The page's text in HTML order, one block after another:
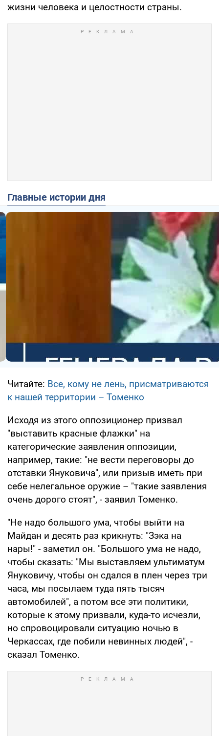
жизни человека и целостности страны.
Главные истории дня
Читайте: Все, кому не лень, присматриваются
к нашей территории – Томенко
Исходя из этого оппозиционер призвал
"выставить красные флажки" на
категорические заявления оппозиции,
например, такие: "не вести переговоры до
отставки Януковича", или призыв иметь при
себе нелегальное оружие – "такие заявления
очень дорого стоят", - заявил Томенко.
"Не надо большого ума, чтобы выйти на
Майдан и десять раз крикнуть: "Зэка на
нары!" - заметил он. "Большого ума не надо,
чтобы сказать: "Мы выставляем ультиматум
Януковичу, чтобы он сдался в плен через три
часа, мы посылаем туда пять тысяч
автомобилей", а потом все эти политики,
которые к этому призвали, куда-то исчезли,
но спровоцировали ситуацию ночью в
Черкассах, где побили невинных людей", -
сказал Томенко.